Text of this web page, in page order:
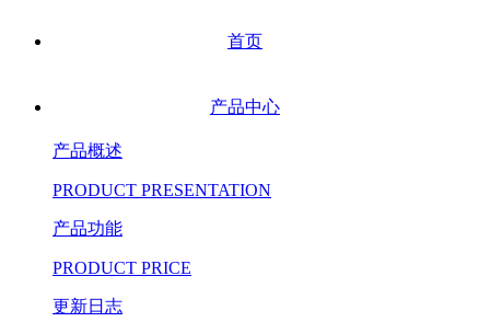
首页
产品中心
产品概述
PRODUCT PRESENTATION
产品功能
PRODUCT PRICE
更新日志